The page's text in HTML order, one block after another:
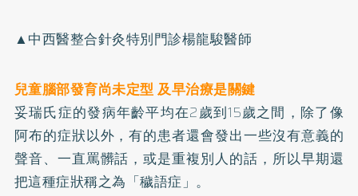
▲中西醫整合針灸特別門診楊龍駿醫師
兒童腦部發育尚未定型 及早治療是關鍵
妥瑞氏症的發病年齡平均在2歲到15歲之間，除了像
阿布的症狀以外，有的患者還會發出一些沒有意義的
聲音、一直罵髒話，或是重複別人的話，所以早期還
把這種症狀稱之為「穢語症」。